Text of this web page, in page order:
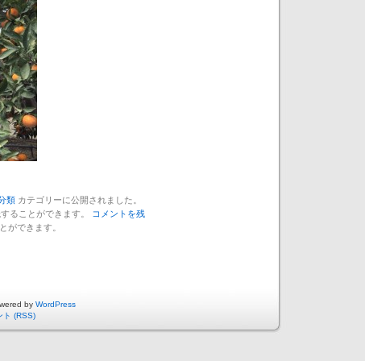
類 カテゴリーに公開されました。
ることができます。
コメントを残
ができます。
by WordPress
ト (RSS)